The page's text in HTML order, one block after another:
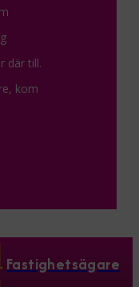
där till.
kom
Fastighetsägare